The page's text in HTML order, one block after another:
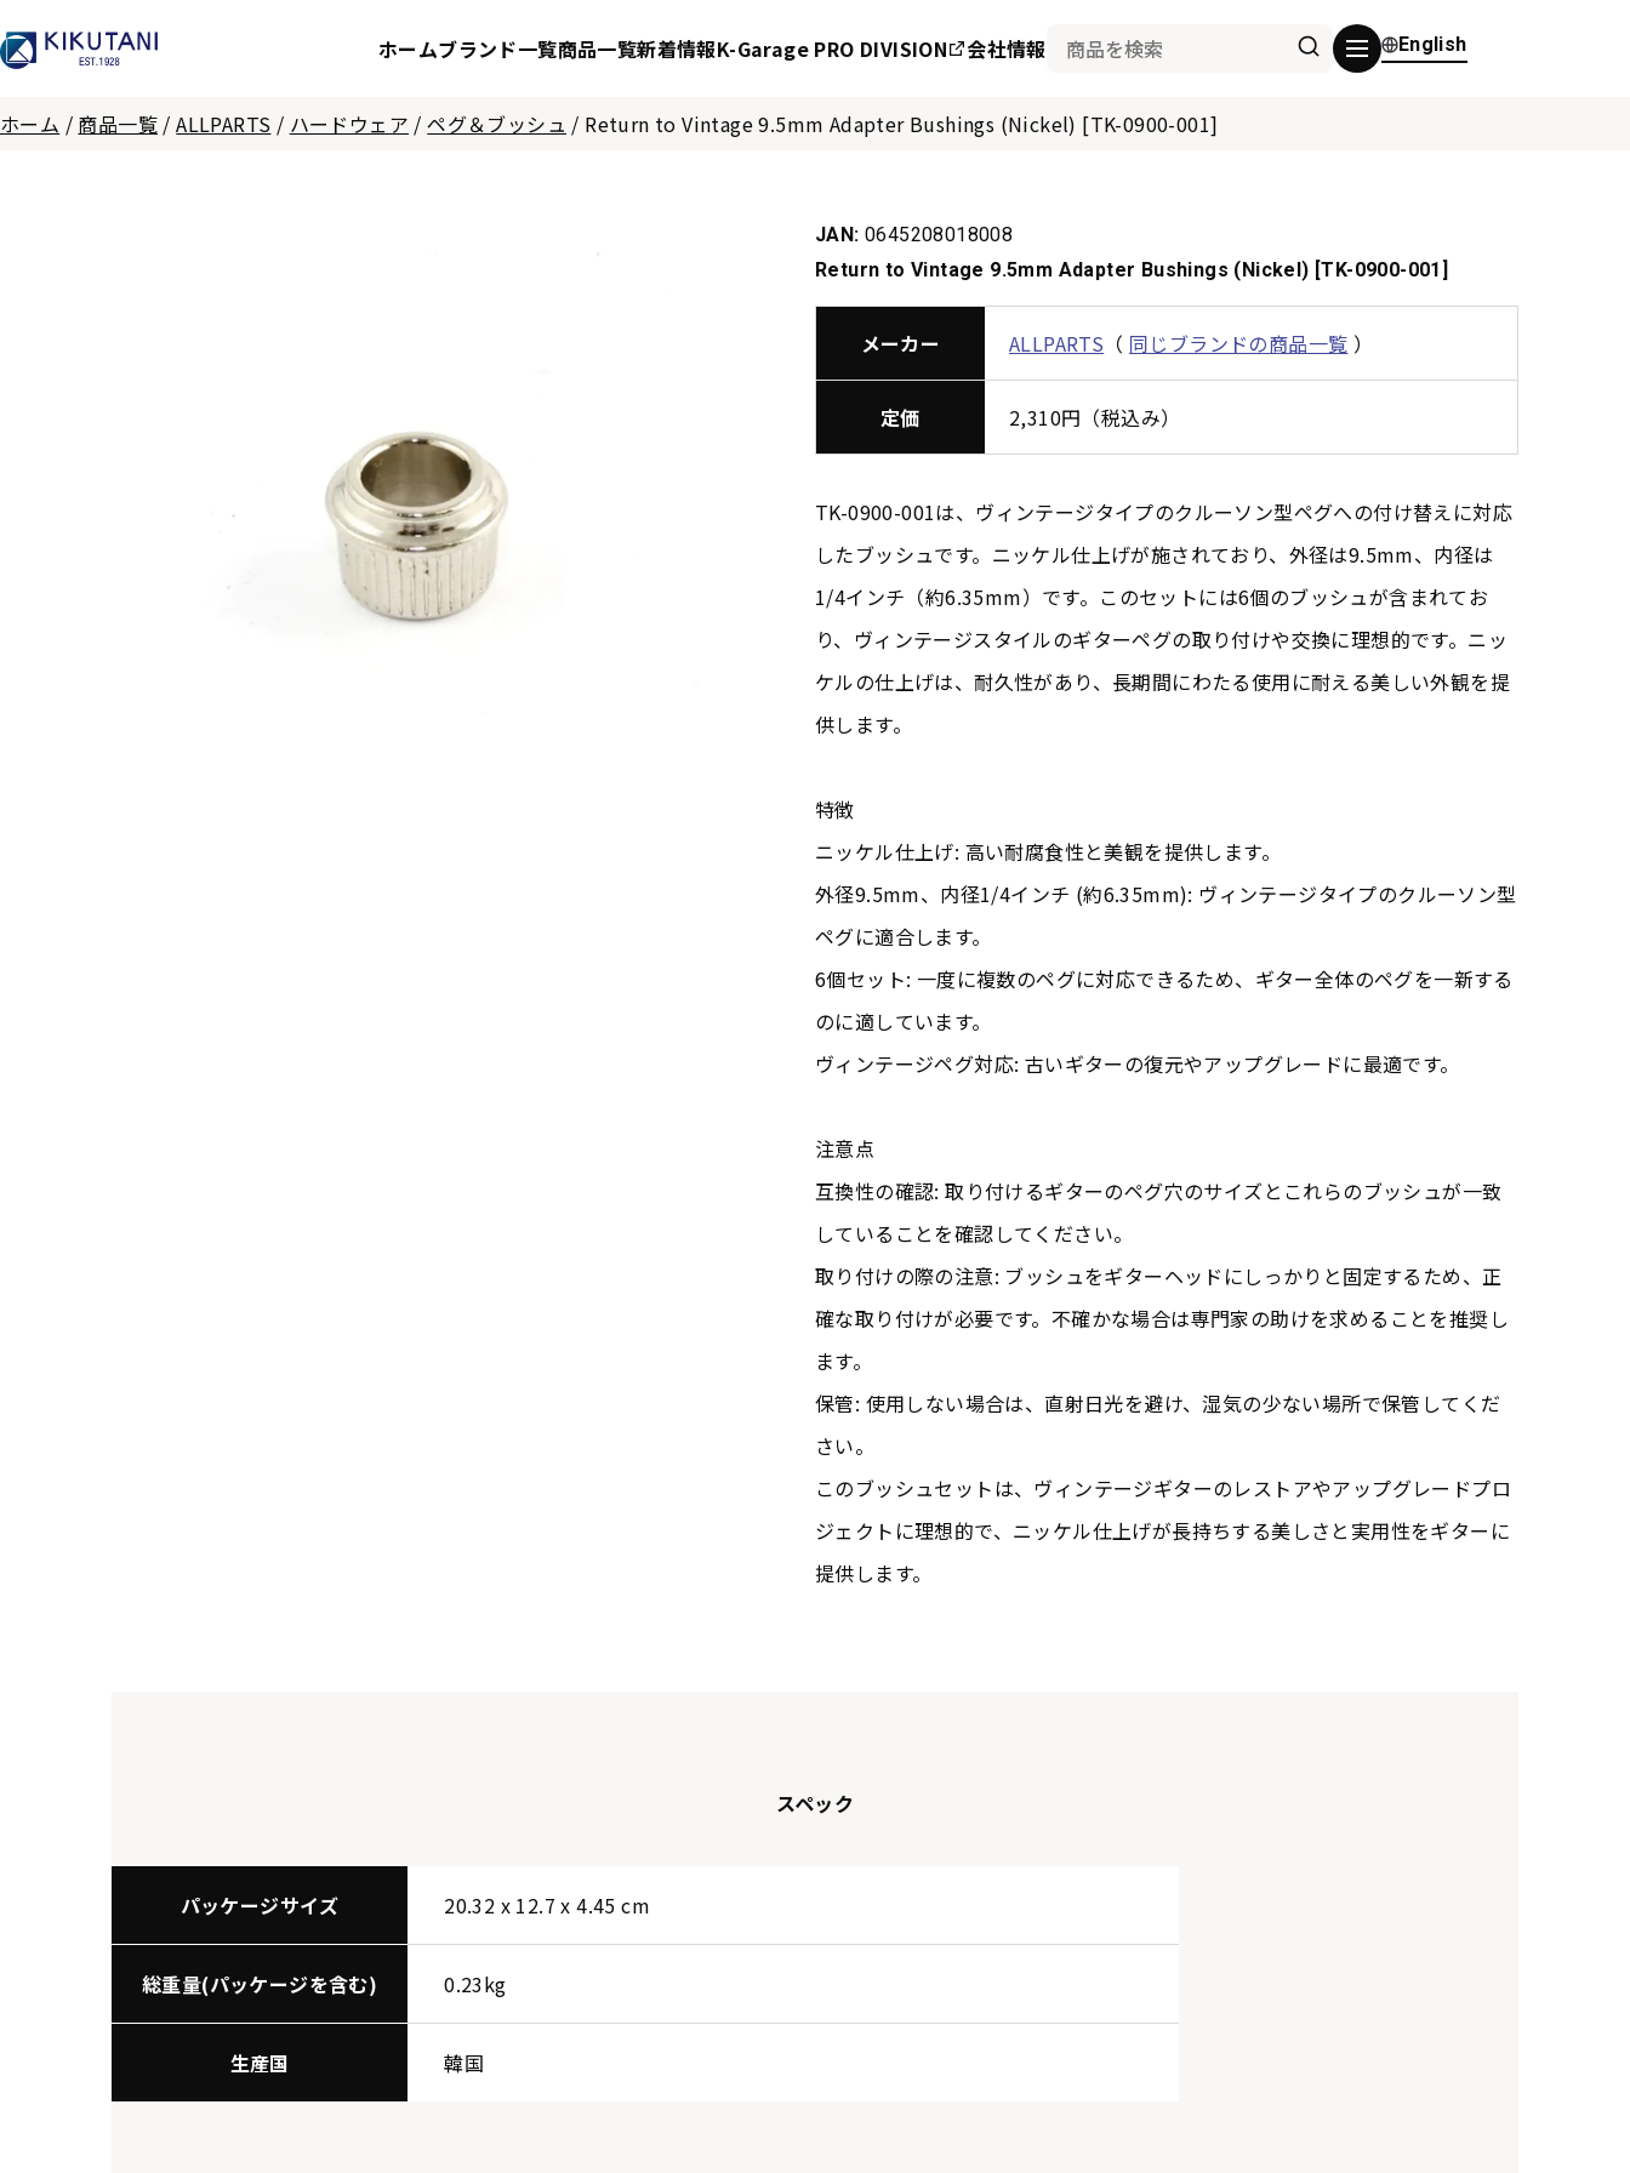
ホームブランド一覧商品一覧新着情報K-Garage PRO DIVISION 会社情報 English
ホーム / 商品一覧 /ALLPARTS / ハードウェア /ペグ＆ブッシュ / Return to Vintage 9.5mm Adapter Bushings (Nickel) [TK-0900-001]
JAN: 0645208018008
Return to Vintage 9.5mm Adapter Bushings (Nickel) [TK-0900-001]
メーカー ALLPARTS （ 同じブランドの商品一覧 ）
定価 2,310円（税込み）
TK-0900-001は、ヴィンテージタイプのクルーソン型ペグへの付け替えに対応
したブッシュです。ニッケル仕上げが施されており、外径は9.5mm、内径は
1/4インチ（約6.35mm）です。このセットには6個のブッシュが含まれてお
り、ヴィンテージスタイルのギターペグの取り付けや交換に理想的です。ニッ
ケルの仕上げは、耐久性があり、長期間にわたる使用に耐える美しい外観を提
供します。
特徴
ニッケル仕上げ: 高い耐腐食性と美観を提供します。
外径9.5mm、内径1/4インチ (約6.35mm): ヴィンテージタイプのクルーソン型
ペグに適合します。
6個セット: 一度に複数のペグに対応できるため、ギター全体のペグを一新する
のに適しています。
ヴィンテージペグ対応: 古いギターの復元やアップグレードに最適です。
注意点
互換性の確認: 取り付けるギターのペグ穴のサイズとこれらのブッシュが一致
していることを確認してください。
取り付けの際の注意: ブッシュをギターヘッドにしっかりと固定するため、正
確な取り付けが必要です。不確かな場合は専門家の助けを求めることを推奨し
ます。
保管: 使用しない場合は、直射日光を避け、湿気の少ない場所で保管してくだ
さい。
このブッシュセットは、ヴィンテージギターのレストアやアップグレードプロ
ジェクトに理想的で、ニッケル仕上げが長持ちする美しさと実用性をギターに
提供します。
スペック
パッケージサイズ 20.32 x 12.7 x 4.45 cm
総重量(パッケージを含む) 0.23kg
生産国 韓国